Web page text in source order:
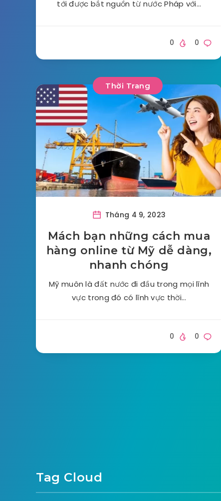
tới được bắt nguồn từ nước Pháp với…
0
0
Thời Trang
Tháng 4 9, 2023
Mách bạn những cách mua
hàng online từ Mỹ dễ dàng,
nhanh chóng
Mỹ muôn là đất nước đi đầu trong mọi lĩnh
vực trong đó có lĩnh vực thời…
0
0
Tag Cloud